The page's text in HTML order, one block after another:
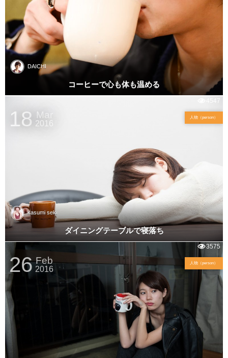
DAICHI
コーヒーで心も体も温める
kasumi seki
ダイニングテーブルで寝落ち
18 Mar
2016
人物（person）
4547
26 Feb
2016
人物（person）
3575